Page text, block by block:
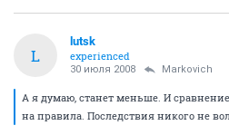
L
lutsk
experienced
30 июля 2008 Markovich
А я думаю, станет меньше. И
на правила. Последствия никого не